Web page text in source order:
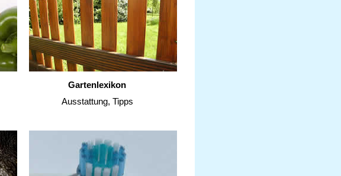
Gartenlexikon
Ausstattung, Tipps